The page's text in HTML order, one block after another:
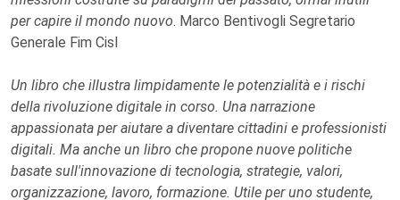
per capire il mondo nuovo. Marco Bentivogli Segretario
Generale Fim Cisl
Un libro che illustra limpidamente le potenzialità e i rischi
della rivoluzione digitale in corso. Una narrazione
appassionata per aiutare a diventare cittadini e professionisti
digitali. Ma anche un libro che propone nuove politiche
basate sull'innovazione di tecnologia, strategie, valori,
organizzazione, lavoro, formazione. Utile per uno studente,